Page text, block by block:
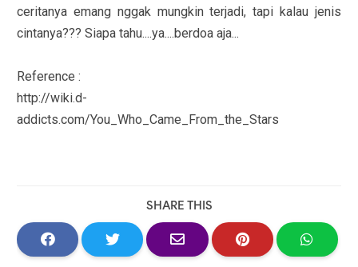
ceritanya emang nggak mungkin terjadi, tapi kalau jenis
cintanya??? Siapa tahu....ya....berdoa aja...
Reference :
http://wiki.d-
addicts.com/You_Who_Came_From_the_Stars
SHARE THIS